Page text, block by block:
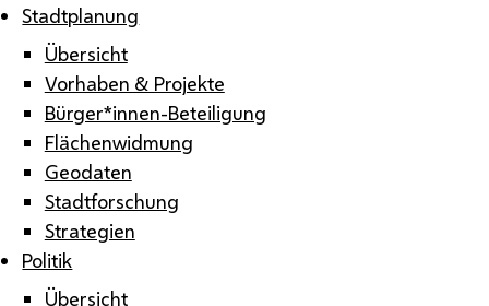
Stadtplanung
Übersicht
Vorhaben & Projekte
Bürger*innen-Beteiligung
Flächenwidmung
Geodaten
Stadtforschung
Strategien
Politik
Übersicht